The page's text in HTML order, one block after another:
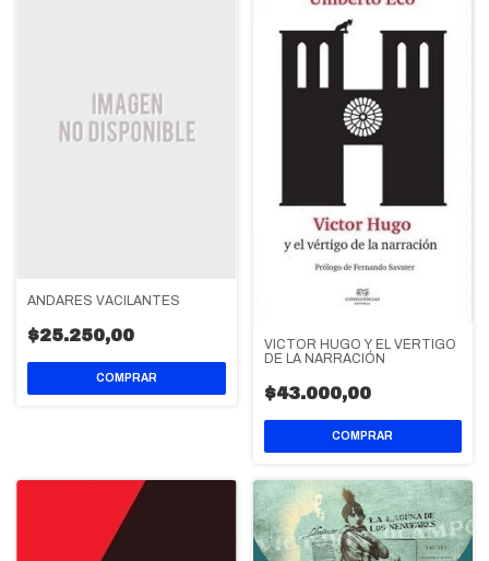
ANDARES VACILANTES
$25.250,00
VICTOR HUGO Y EL VÉRTIGO
DE LA NARRACIÓN
$43.000,00